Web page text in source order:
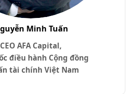
Minh Tuấn
CEO AFA Capital,
điều hành Cộng đồng
tài chính Việt Nam